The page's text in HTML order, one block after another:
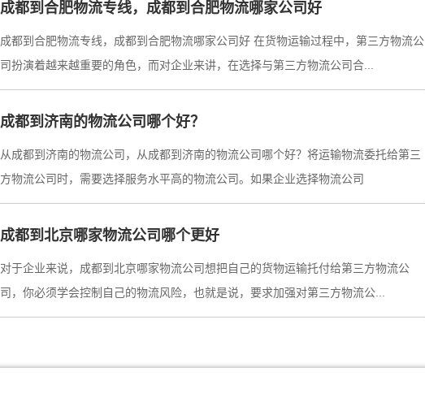
成都到合肥物流专线，成都到合肥物流哪家公司好
成都到合肥物流专线，成都到合肥物流哪家公司好 在货物运输过程中，第三方物流公
司扮演着越来越重要的角色，而对企业来讲，在选择与第三方物流公司合...
成都到济南的物流公司哪个好？
从成都到济南的物流公司，从成都到济南的物流公司哪个好？将运输物流委托给第三
方物流公司时，需要选择服务水平高的物流公司。如果企业选择物流公司
成都到北京哪家物流公司哪个更好
对于企业来说，成都到北京哪家物流公司想把自己的货物运输托付给第三方物流公
司，你必须学会控制自己的物流风险，也就是说，要求加强对第三方物流公...